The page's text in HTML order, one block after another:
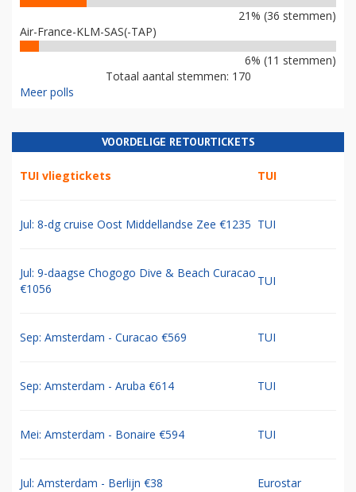
21% (36 stemmen)
Air-France-KLM-SAS(-TAP)
6% (11 stemmen)
Totaal aantal stemmen: 170
Meer polls
VOORDELIGE RETOURTICKETS
TUI vliegtickets TUI
Jul: 8-dg cruise Oost Middellandse Zee €1235 TUI
Jul: 9-daagse Chogogo Dive & Beach Curacao
€1056
TUI
Sep: Amsterdam - Curacao €569 TUI
Sep: Amsterdam - Aruba €614 TUI
Mei: Amsterdam - Bonaire €594 TUI
Jul: Amsterdam - Berlijn €38 Eurostar